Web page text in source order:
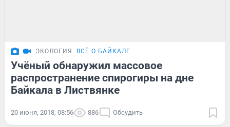
ЭКОЛОГИЯ ВСЁ О БАЙКАЛЕ
Учёный обнаружил массовое
распространение спирогиры на дне
Байкала в Листвянке
20 июня, 2018, 08:56 886 Обсудить